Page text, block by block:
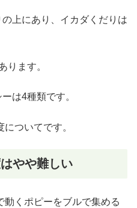
上にあり、イカダくだりは
ります。
は4種類です。
ついてです。
やや難しい
動くポピーをブルで集める